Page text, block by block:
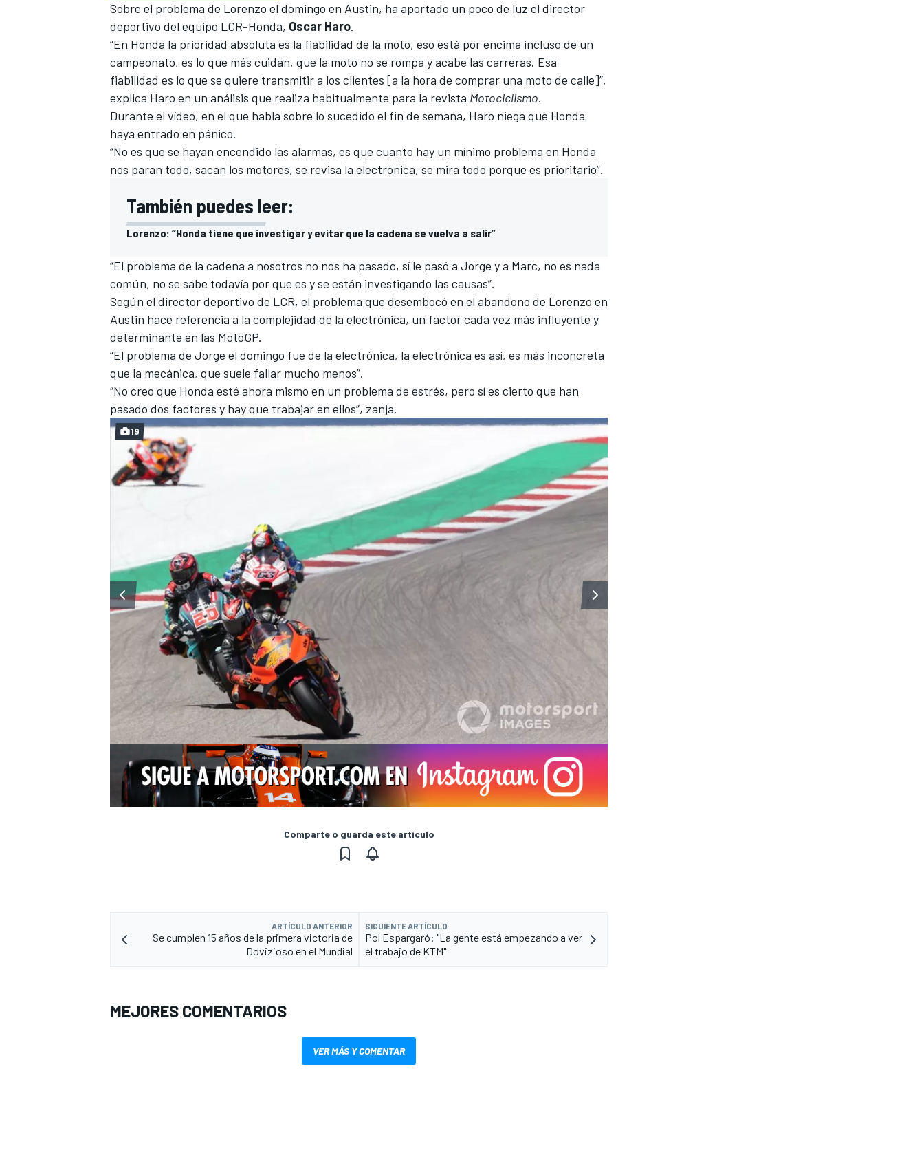
MÁS CATEGORÍAS
Sobre el problema de Lorenzo el domingo en Austin, ha aportado un poco de luz el director
deportivo del equipo LCR-Honda, Oscar Haro.
“En Honda la prioridad absoluta es la fiabilidad de la moto, eso está por encima incluso de un
campeonato, es lo que más cuidan, que la moto no se rompa y acabe las carreras. Esa
fiabilidad es lo que se quiere transmitir a los clientes [a la hora de comprar una moto de calle]”,
explica Haro en un análisis que realiza habitualmente para la revista Motociclismo.
Durante el vídeo, en el que habla sobre lo sucedido el fin de semana, Haro niega que Honda
haya entrado en pánico.
“No es que se hayan encendido las alarmas, es que cuanto hay un mínimo problema en Honda
nos paran todo, sacan los motores, se revisa la electrónica, se mira todo porque es prioritario”.
También puedes leer:
Lorenzo: “Honda tiene que investigar y evitar que la cadena se vuelva a salir”
“El problema de la cadena a nosotros no nos ha pasado, sí le pasó a Jorge y a Marc, no es nada
común, no se sabe todavía por que es y se están investigando las causas”.
Según el director deportivo de LCR, el problema que desembocó en el abandono de Lorenzo en
Austin hace referencia a la complejidad de la electrónica, un factor cada vez más influyente y
determinante en las MotoGP.
“El problema de Jorge el domingo fue de la electrónica, la electrónica es así, es más inconcreta
que la mecánica, que suele fallar mucho menos”.
“No creo que Honda esté ahora mismo en un problema de estrés, pero sí es cierto que han
pasado dos factores y hay que trabajar en ellos”, zanja.
19
Comparte o guarda este artículo
ARTÍCULO ANTERIOR
Se cumplen 15 años de la primera victoria de
Dovizioso en el Mundial
SIGUIENTE ARTÍCULO
Pol Espargaró: "La gente está empezando a ver
el trabajo de KTM"
MEJORES COMENTARIOS
VER MÁS Y COMENTAR